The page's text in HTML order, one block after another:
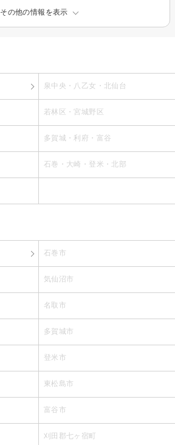
その他の情報を表示
泉中央・八乙女・北仙台
若林区・宮城野区
多賀城・利府・富谷
石巻・大崎・登米・北部
石巻市
気仙沼市
名取市
多賀城市
登米市
東松島市
富谷市
刈田郡七ヶ宿町